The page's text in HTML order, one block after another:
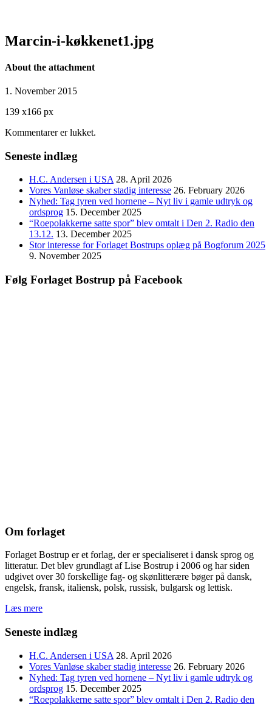
Marcin-i-køkkenet1.jpg
About the attachment
1. November 2015
139 x166 px
Kommentarer er lukket.
Seneste indlæg
H.C. Andersen i USA 28. April 2026
Vores Vanløse skaber stadig interesse 26. February 2026
Nyhed: Tag tyren ved hornene – Nyt liv i gamle udtryk og
ordsprog 15. December 2025
“Roepolakkerne satte spor” blev omtalt i Den 2. Radio den
13.12. 13. December 2025
Stor interesse for Forlaget Bostrups oplæg på Bogforum 2025
9. November 2025
Følg Forlaget Bostrup på Facebook
Om forlaget
Forlaget Bostrup er et forlag, der er specialiseret i dansk sprog og
litteratur. Det blev grundlagt af Lise Bostrup i 2006 og har siden
udgivet over 30 forskellige fag- og skønlitterære bøger på dansk,
engelsk, fransk, italiensk, polsk, russisk, bulgarsk og lettisk.
Læs mere
Seneste indlæg
H.C. Andersen i USA 28. April 2026
Vores Vanløse skaber stadig interesse 26. February 2026
Nyhed: Tag tyren ved hornene – Nyt liv i gamle udtryk og
ordsprog 15. December 2025
“Roepolakkerne satte spor” blev omtalt i Den 2. Radio den